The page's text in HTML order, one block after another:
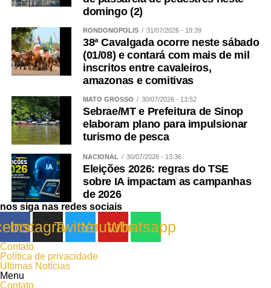
domingo (2)
RONDONÓPOLIS 31/07/2026 - 19:39
38ª Cavalgada ocorre neste sábado
(01/08) e contará com mais de mil
inscritos entre cavaleiros,
amazonas e comitivas
MATO GROSSO 30/07/2026 - 13:52
Sebrae/MT e Prefeitura de Sinop
elaboram plano para impulsionar
turismo de pesca
NACIONAL 30/07/2026 - 13:36
Eleições 2026: regras do TSE
sobre IA impactam as campanhas
de 2026
nos siga nas redes sociais
Instagram
TwitterYoutube
Whatsapp
Contato
Política de privacidade
Últimas Notícias
Menu
Contato